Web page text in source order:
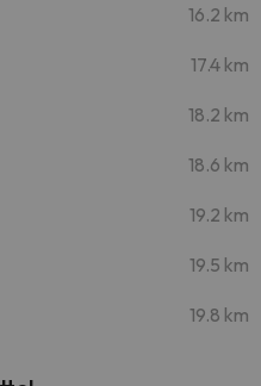
16.2 km
17.4 km
18.2 km
18.6 km
19.2 km
19.5 km
19.8 km